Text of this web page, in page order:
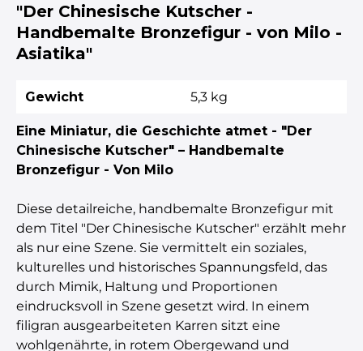
"Der Chinesische Kutscher -
Handbemalte Bronzefigur - von Milo -
Asiatika"
Gewicht 5,3 kg
Eine Miniatur, die Geschichte atmet - "Der
Chinesische Kutscher" – Handbemalte
Bronzefigur - Von Milo
Diese detailreiche, handbemalte Bronzefigur mit
dem Titel "Der Chinesische Kutscher" erzählt mehr
als nur eine Szene. Sie vermittelt ein soziales,
kulturelles und historisches Spannungsfeld, das
durch Mimik, Haltung und Proportionen
eindrucksvoll in Szene gesetzt wird. In einem
filigran ausgearbeiteten Karren sitzt eine
wohlgenährte, in rotem Obergewand und